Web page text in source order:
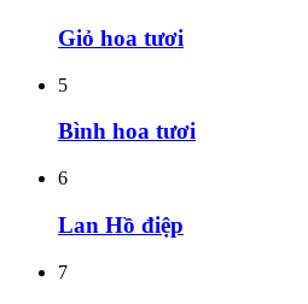
Giỏ hoa tươi
5
Bình hoa tươi
6
Lan Hồ điệp
7